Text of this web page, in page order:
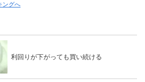
ングへ
利回りが下がっても買い続ける